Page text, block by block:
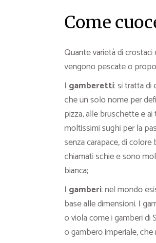
Come
Quante varietà di
vengono pescate o
I gamberetti: si tratta di
che un solo nome per
pizza, alle bruschette e
moltissimi sughi per la
senza carapace, di
chiamati schie e sono
bianca;
I gamberi: nel mondo
base alle dimensioni. I
o viola come i gamberi di
o gambero imperiale,